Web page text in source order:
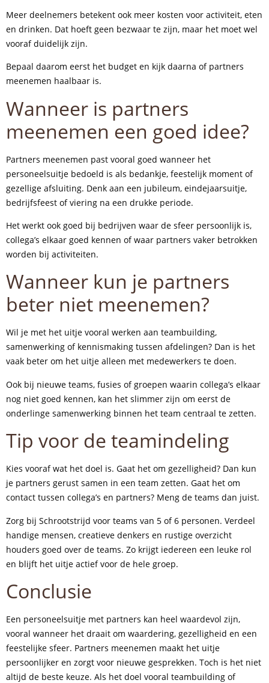
Meer deelnemers betekent ook meer kosten voor activiteit, eten
en drinken. Dat hoeft geen bezwaar te zijn, maar het moet wel
vooraf duidelijk zijn.
Bepaal daarom eerst het budget en kijk daarna of partners
meenemen haalbaar is.
Wanneer is partners
meenemen een goed idee?
Partners meenemen past vooral goed wanneer het
personeelsuitje bedoeld is als bedankje, feestelijk moment of
gezellige afsluiting. Denk aan een jubileum, eindejaarsuitje,
bedrijfsfeest of viering na een drukke periode.
Het werkt ook goed bij bedrijven waar de sfeer persoonlijk is,
collega’s elkaar goed kennen of waar partners vaker betrokken
worden bij activiteiten.
Wanneer kun je partners
beter niet meenemen?
Wil je met het uitje vooral werken aan teambuilding,
samenwerking of kennismaking tussen afdelingen? Dan is het
vaak beter om het uitje alleen met medewerkers te doen.
Ook bij nieuwe teams, fusies of groepen waarin collega’s elkaar
nog niet goed kennen, kan het slimmer zijn om eerst de
onderlinge samenwerking binnen het team centraal te zetten.
Tip voor de teamindeling
Kies vooraf wat het doel is. Gaat het om gezelligheid? Dan kun
je partners gerust samen in een team zetten. Gaat het om
contact tussen collega’s en partners? Meng de teams dan juist.
Zorg bij Schrootstrijd voor teams van 5 of 6 personen. Verdeel
handige mensen, creatieve denkers en rustige overzicht
houders goed over de teams. Zo krijgt iedereen een leuke rol
en blijft het uitje actief voor de hele groep.
Conclusie
Een personeelsuitje met partners kan heel waardevol zijn,
vooral wanneer het draait om waardering, gezelligheid en een
feestelijke sfeer. Partners meenemen maakt het uitje
persoonlijker en zorgt voor nieuwe gesprekken. Toch is het niet
altijd de beste keuze. Als het doel vooral teambuilding of